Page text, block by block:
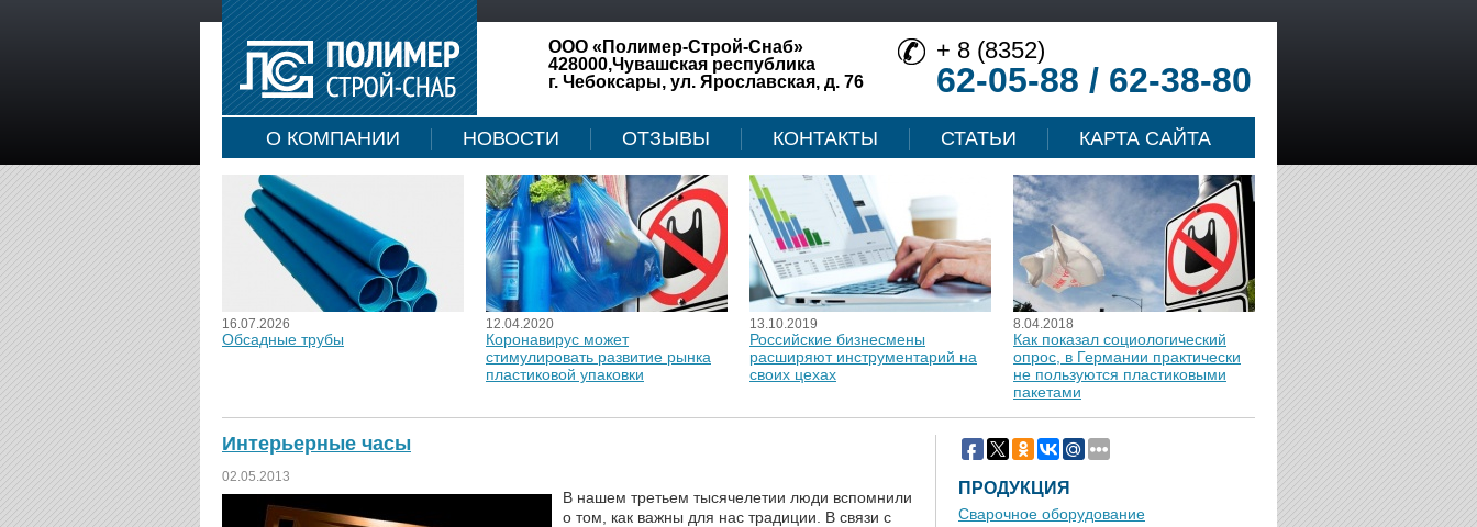
ООО «Полимер-Строй-Снаб»
428000,Чувашская республика
г. Чебоксары, ул. Ярославская, д. 76
+ 8 (8352)
62-05-88 / 62-38-80
О КОМПАНИИ НОВОСТИ ОТЗЫВЫ КОНТАКТЫ СТАТЬИ КАРТА САЙТА
16.07.2026
Обсадные трубы
12.04.2020
Коронавирус может
стимулировать развитие рынка
пластиковой упаковки
13.10.2019
Российские бизнесмены
расширяют инструментарий на
своих цехах
8.04.2018
Как показал социологический
опрос, в Германии практически
не пользуются пластиковыми
пакетами
Интерьерные часы
02.05.2013
В нашем третьем тысячелетии люди вспомнили
о том, как важны для нас традиции. В связи с
ПРОДУКЦИЯ
Сварочное оборудование